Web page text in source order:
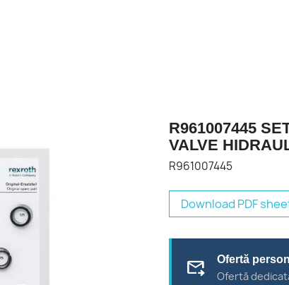
R961007445
VALVE
R961007445
Download PDF
forward_to_inbox Ofertă
Ofertă